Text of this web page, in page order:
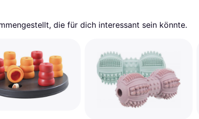
die für dich interessant sein könnte.